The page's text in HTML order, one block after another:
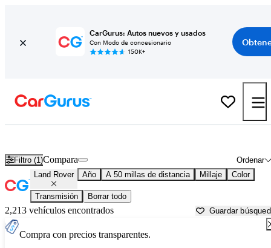
CarGurus: Autos nuevos y usados
Con Modo de concesionario
150K+
Filtro (1) Ordenar
Compara
Land Rover Año A 50 millas de distancia Millaje Color
Transmisión Borrar todo
2,213 vehículos encontrados Guardar
Compra con precios transparentes.